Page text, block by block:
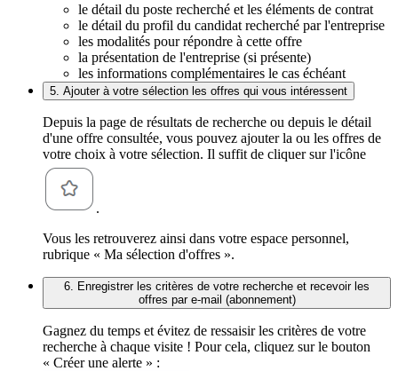
le détail du poste recherché et les éléments de contrat
le détail du profil du candidat recherché par l'entreprise
les modalités pour répondre à cette offre
la présentation de l'entreprise (si présente)
les informations complémentaires le cas échéant
5. Ajouter à votre sélection les offres qui vous intéressent
Depuis la page de résultats de recherche ou depuis le détail
d'une offre consultée, vous pouvez ajouter la ou les offres de
votre choix à votre sélection. Il suffit de cliquer sur l'icône
.
Vous les retrouverez ainsi dans votre espace personnel,
rubrique « Ma sélection d'offres ».
6. Enregistrer les critères de votre recherche et recevoir les
offres par e-mail (abonnement)
Gagnez du temps et évitez de ressaisir les critères de votre
recherche à chaque visite ! Pour cela, cliquez sur le bouton
« Créer une alerte » :